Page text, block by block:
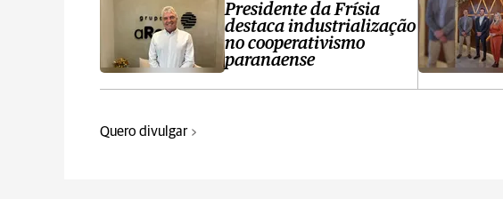
Presidente da Frísia
destaca industrialização
no cooperativismo
paranaense
Quero divulgar